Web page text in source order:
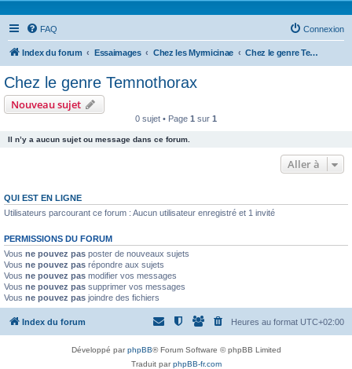
FAQ Connexion
Index du forum Essaimages Chez les Myrmicinae Chez le genre Temnothorax
Chez le genre Temnothorax
Nouveau sujet
0 sujet • Page 1 sur 1
Il n’y a aucun sujet ou message dans ce forum.
Aller à
QUI EST EN LIGNE
Utilisateurs parcourant ce forum : Aucun utilisateur enregistré et 1 invité
PERMISSIONS DU FORUM
Vous ne pouvez pas poster de nouveaux sujets
Vous ne pouvez pas répondre aux sujets
Vous ne pouvez pas modifier vos messages
Vous ne pouvez pas supprimer vos messages
Vous ne pouvez pas joindre des fichiers
Index du forum Heures au format UTC+02:00
Développé parphpBB® Forum Software © phpBB Limited
Traduit parphpBB-fr.com